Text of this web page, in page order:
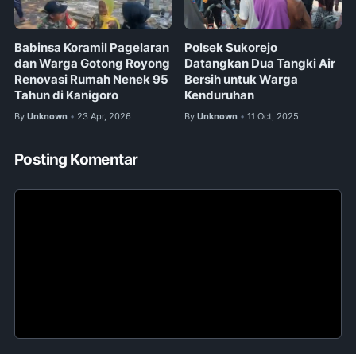
Babinsa Koramil Pagelaran
dan Warga Gotong Royong
Renovasi Rumah Nenek 95
Tahun di Kanigoro
By Unknown • 23 Apr, 2026
Polsek Sukorejo
Datangkan Dua Tangki Air
Bersih untuk Warga
Kenduruhan
By Unknown • 11 Oct, 2025
Posting Komentar